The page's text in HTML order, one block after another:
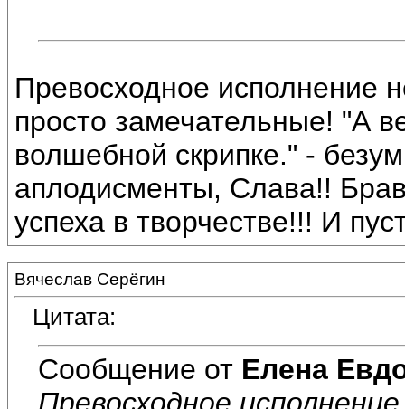
Превосходное исполнение
просто замечательные! "А
волшебной скрипке." -
аплодисменты, Слава!!
успеха в творчестве!!! И
Вячеслав Серёгин
Цитата:
Сообщение от Елена
Превосходное